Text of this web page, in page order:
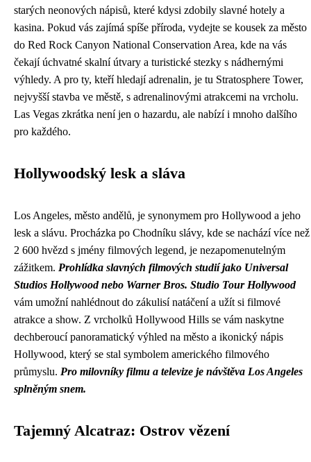
starých neonových nápisů, které kdysi zdobily slavné hotely a
kasina. Pokud vás zajímá spíše příroda, vydejte se kousek za město
do Red Rock Canyon National Conservation Area, kde na vás
čekají úchvatné skalní útvary a turistické stezky s nádhernými
výhledy. A pro ty, kteří hledají adrenalin, je tu Stratosphere Tower,
nejvyšší stavba ve městě, s adrenalinovými atrakcemi na vrcholu.
Las Vegas zkrátka není jen o hazardu, ale nabízí i mnoho dalšího
pro každého.
Hollywoodský lesk a sláva
Los Angeles, město andělů, je synonymem pro Hollywood a jeho
lesk a slávu. Procházka po Chodníku slávy, kde se nachází více než
2 600 hvězd s jmény filmových legend, je nezapomenutelným
zážitkem. Prohlídka slavných filmových studií jako Universal
Studios Hollywood nebo Warner Bros. Studio Tour Hollywood
vám umožní nahlédnout do zákulisí natáčení a užít si filmové
atrakce a show. Z vrcholků Hollywood Hills se vám naskytne
dechberoucí panoramatický výhled na město a ikonický nápis
Hollywood, který se stal symbolem amerického filmového
průmyslu. Pro milovníky filmu a televize je návštěva Los Angeles
splněným snem.
Tajemný Alcatraz: Ostrov vězení